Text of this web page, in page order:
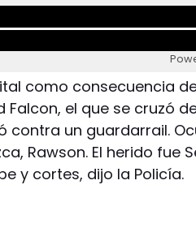
como consecuencia
el que se cruzó
contra un guardarrail.
Rawson. El herido fue
y cortes, dijo la Policía.